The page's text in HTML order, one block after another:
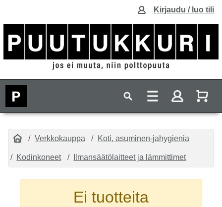
Kirjaudu / luo tili
Verkkokauppa Koti, asuminen-jahygienia
Kodinkoneet Ilmansäätölaitteet ja lämmittimet
Ei tuotteita